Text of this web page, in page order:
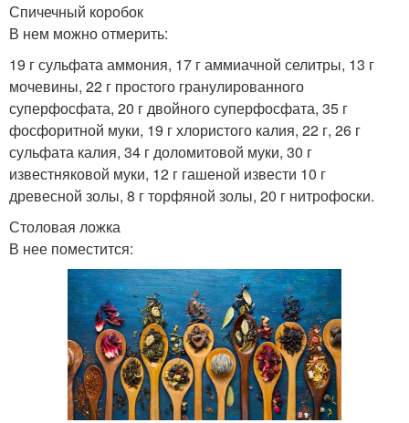
Спичечный коробок
В нем можно отмерить:
19 г сульфата аммония, 17 г аммиачной селитры, 13 г
мочевины, 22 г простого гранулированного
суперфосфата, 20 г двойного суперфосфата, 35 г
фосфоритной муки, 19 г хлористого калия, 22 г, 26 г
сульфата калия, 34 г доломитовой муки, 30 г
известняковой муки, 12 г гашеной извести 10 г
древесной золы, 8 г торфяной золы, 20 г нитрофоски.
Столовая ложка
В нее поместится: